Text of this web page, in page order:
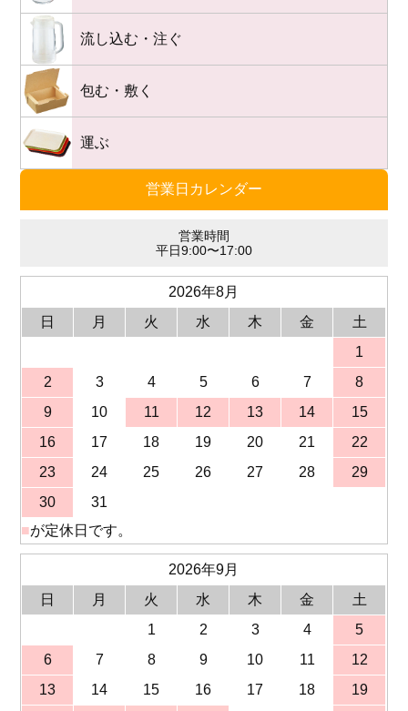
営業日カレンダー
営業時間
平日9:00〜17:00
2026年8月
日
月 火 水 木 金
土
1
2
3 4 5 6 7
8
9
10 11 12 13 14
15
16
17 18 19 20 21
22
23
24 25 26 27 28
29
30
31
■が定休日です。
2026年9月
日
月 火 水 木 金
土
1
2 3 4
5
6
7 8 9 10 11
12
13
14 15 16 17 18
19
流し込む・注ぐ
包む・敷く
運ぶ